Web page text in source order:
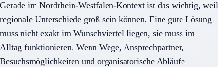
Gerade im Nordrhein-Westfalen-Kontext ist das wichtig, weil
regionale Unterschiede groß sein können. Eine gute Lösung
muss nicht exakt im Wunschviertel liegen, sie muss im
Alltag funktionieren. Wenn Wege, Ansprechpartner,
Besuchsmöglichkeiten und organisatorische Abläufe